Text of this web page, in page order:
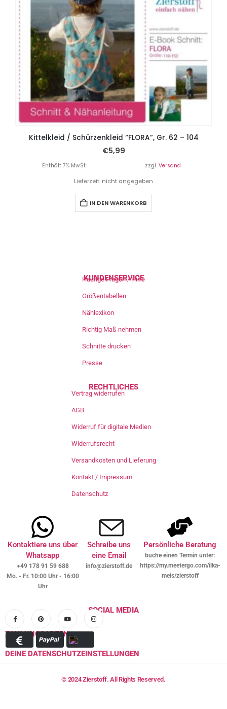
Kittelkleid / Schürzenkleid “FLORA”, Gr. 62 – 104
€5,99
Enthält 7% MwSt. zzgl. Versand
Lieferzeit: nicht angegeben
IN DEN WARENKORB
KUNDENSERVICE
Häufige Fragen / Hilfe
Größentabellen
Nählexikon
Richtig Maß nehmen
Schnitte drucken
Presse
RECHTLICHES
Vertrag widerrufen
AGB
Widerruf für digitale Medien
Widerrufsrecht
Versandkosten und Lieferung
Kontakt / Impressum
Datenschutz
Kontaktiere uns über
Whatsapp
+49 178 91 59 688
Mo. - Fr. 10:00 Uhr - 16:00
Uhr
Schreibe uns
eine Email
info@zierstoff.de
Persönliche Beratung
buche einen Termin unter:
https://my.meetergo.com/ilka-
meis/zierstoff
SOCIAL MEDIA
ZAHLUNGSARTEN
DEINE DATENSCHUTZEINSTELLUNGEN
© 2024 Zierstoff. All Rights Reserved.